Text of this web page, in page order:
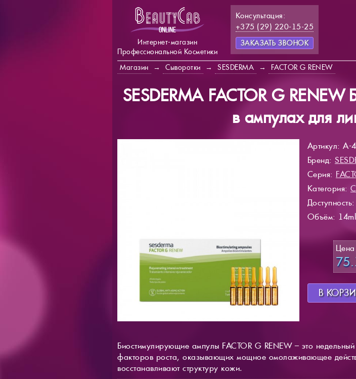
Интернет-магазин
Профессиональной Косметики
Консультация:
+375 (29) 220-15-25
ЗАКАЗАТЬ ЗВОНОК
Магазин → Сыворотки → SESDERMA → FACTOR G RENEW
SESDERMA FACTOR G
в ампулах для
Артикул: A-
Бренд:
Серия:
Категория:
Доступность
Объём: 14ml
В
Биостимулирующие ампулы FACTOR G RENEW – это
факторов роста, оказывающих мощное омолаживающее
восстанавливают структуру кожи.